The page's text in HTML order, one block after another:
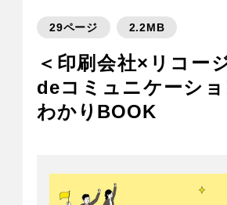
29ページ 2.2MB
＜印刷会社×リコー
deコミュニケーシ
わかりBOOK